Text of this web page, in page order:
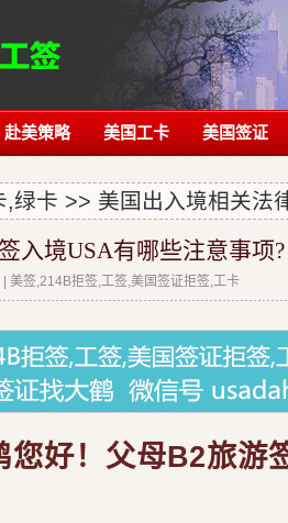
赴美策略 美国工卡 美国签证
,绿卡 >> 美国出入境相关法
入境USA有哪些注意事项?
美签,214B拒签,工签,美国签证拒签,工卡
您好！父母B2旅游